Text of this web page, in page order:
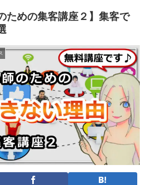
ための集客講座２】集客で